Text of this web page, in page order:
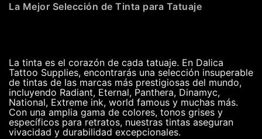
La Mejor Selección de Tinta para Tatuaje
La tinta es el corazón de cada tatuaje. En Dalica
Tattoo Supplies, encontrarás una selección insuperable
de tintas de las marcas más prestigiosas del mundo,
incluyendo Radiant, Eternal, Panthera, Dinamyc,
National, Extreme ink, world famous y muchas más.
Con una amplia gama de colores, tonos grises y
específicos para retratos, nuestras tintas aseguran
vivacidad y durabilidad excepcionales.